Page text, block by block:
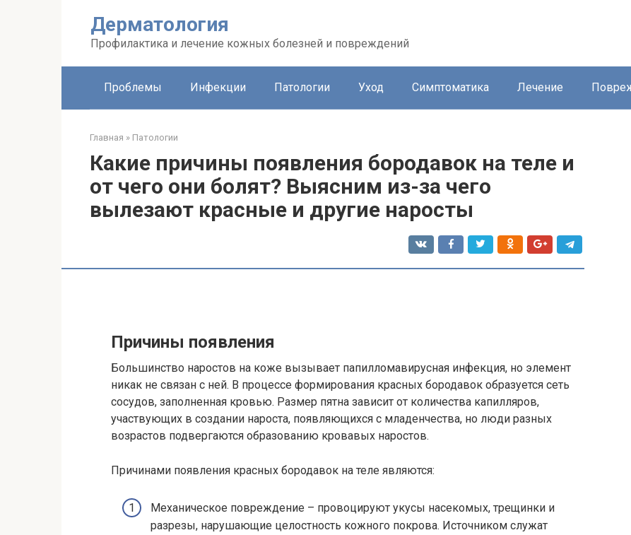
Дерматология
Профилактика и лечение кожных болезней и повреждений
Проблемы Инфекции Патологии Уход Симптоматика Лечение
Главная » Патологии
Какие причины появления бородавок на теле и
от чего они болят? Выясним из-за чего
вылезают красные и другие наросты
Причины появления
Большинство наростов на коже вызывает папилломавирусная инфекция, но элемент
никак не связан с ней. В процессе формирования красных бородавок образуется сеть
сосудов, заполненная кровью. Размер пятна зависит от количества капилляров,
участвующих в создании нароста, появляющихся с младенчества, но люди разных
возрастов подвергаются образованию кровавых наростов.
Причинами появления красных бородавок на теле являются:
Механическое повреждение – провоцируют укусы насекомых, трещинки и
разрезы, нарушающие целостность кожного покрова. Источником служат